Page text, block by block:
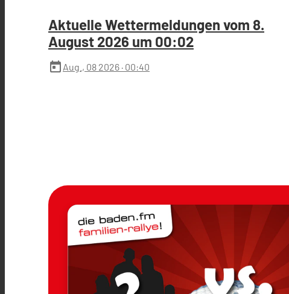
Aktuelle Wettermeldungen vom 8.
August 2026 um 00:02
today Aug., 08 2026 · 00:40